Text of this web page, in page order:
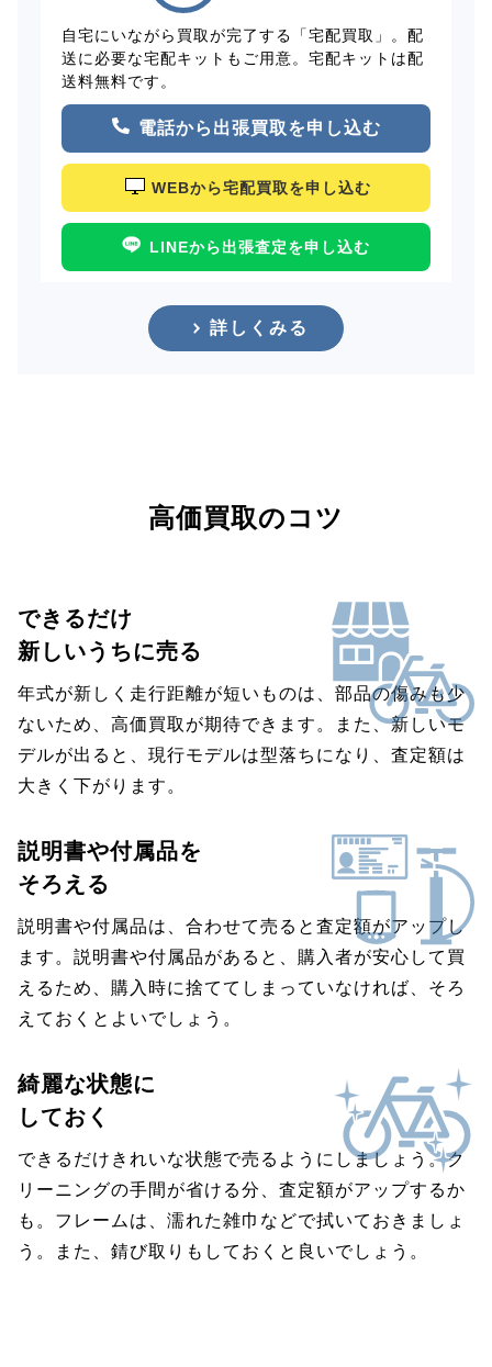
自宅にいながら買取が完了する「宅配買取」。配
送に必要な宅配キットもご用意。宅配キットは配
送料無料です。
電話から出張買取を申し込む
WEBから宅配買取を申し込む
LINEから出張査定を申し込む
詳しくみる
高価買取のコツ
できるだけ
新しいうちに売る
年式が新しく走行距離が短いものは、部品の傷みも少
ないため、高価買取が期待できます。また、新しいモ
デルが出ると、現行モデルは型落ちになり、査定額は
大きく下がります。
説明書や付属品を
そろえる
説明書や付属品は、合わせて売ると査定額がアップし
ます。説明書や付属品があると、購入者が安心して買
えるため、購入時に捨ててしまっていなければ、そろ
えておくとよいでしょう。
綺麗な状態に
しておく
できるだけきれいな状態で売るようにしましょう。ク
リーニングの手間が省ける分、査定額がアップするか
も。フレームは、濡れた雑巾などで拭いておきましょ
う。また、錆び取りもしておくと良いでしょう。